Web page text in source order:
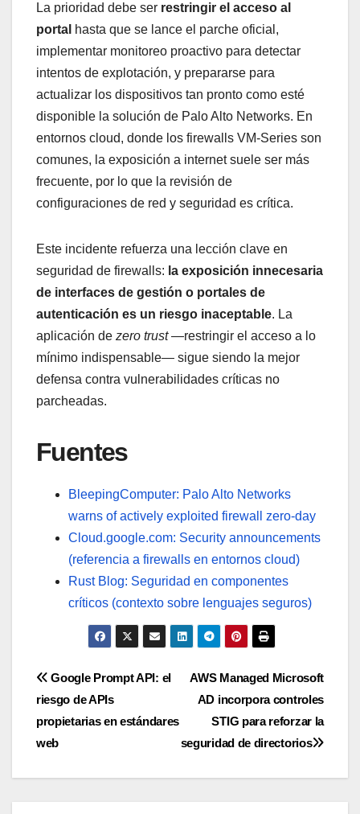
La prioridad debe ser restringir el acceso al
portal hasta que se lance el parche oficial,
implementar monitoreo proactivo para detectar
intentos de explotación, y prepararse para
actualizar los dispositivos tan pronto como esté
disponible la solución de Palo Alto Networks. En
entornos cloud, donde los firewalls VM-Series son
comunes, la exposición a internet suele ser más
frecuente, por lo que la revisión de
configuraciones de red y seguridad es crítica.
Este incidente refuerza una lección clave en
seguridad de firewalls: la exposición innecesaria
de interfaces de gestión o portales de
autenticación es un riesgo inaceptable. La
aplicación de zero trust—restringir el acceso a lo
mínimo indispensable— sigue siendo la mejor
defensa contra vulnerabilidades críticas no
parcheadas.
Fuentes
BleepingComputer: Palo Alto Networks
warns of actively exploited firewall zero-day
Cloud.google.com: Security announcements
(referencia a firewalls en entornos cloud)
Rust Blog: Seguridad en componentes
críticos (contexto sobre lenguajes seguros)
Navegación
de
entradas
AWS Managed Microsoft
AD incorpora controles
STIG para reforzar la
seguridad de directorios
Google Prompt API: el
riesgo de APIs
propietarias en estándares
web